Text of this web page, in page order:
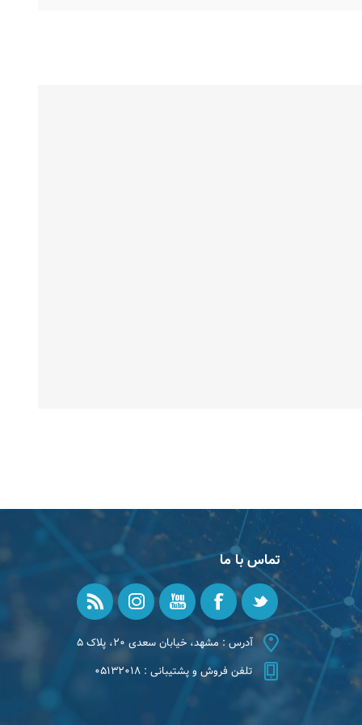
تماس با ما
آدرس : مشهد، خیابان سعدی ۲۰، پلاک ۵
تلفن فروش و پشتیبانی : ۰۵۱۳۲۰۱۸